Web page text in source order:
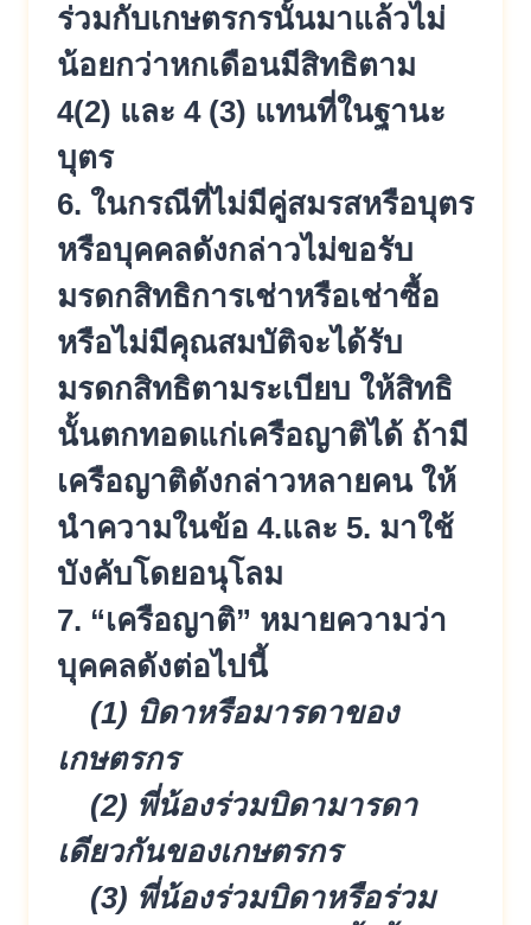
ร่วมกับเกษตรกรนั้นมาแล้วไม่
น้อยกว่าหกเดือนมีสิทธิตาม
4(2) และ 4 (3) แทนที่ในฐานะ
บุตร
6. ในกรณีที่ไม่มีคู่สมรสหรือบุตร
หรือบุคคลดังกล่าวไม่ขอรับ
มรดกสิทธิการเช่าหรือเช่าซื้อ
หรือไม่มีคุณสมบัติจะได้รับ
มรดกสิทธิตามระเบียบ ให้สิทธิ
นั้นตกทอดแก่เครือญาติได้ ถ้ามี
เครือญาติดังกล่าวหลายคน ให้
นำความในข้อ 4.และ 5. มาใช้
บังคับโดยอนุโลม
7. “เครือญาติ” หมายความว่า
บุคคลดังต่อไปนี้
(1) บิดาหรือมารดาของ
เกษตรกร
(2) พี่น้องร่วมบิดามารดา
เดียวกันของเกษตรกร
(3) พี่น้องร่วมบิดาหรือร่วม